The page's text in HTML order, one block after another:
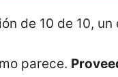
de 10 de 10,
parece.